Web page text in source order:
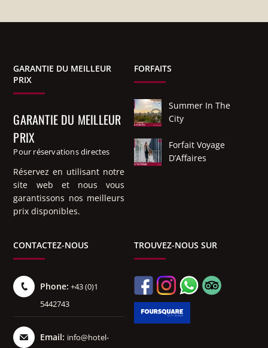
GARANTIE DU MEILLEUR
PRIX
GARANTIE DU MEILLEUR
PRIX
Pour réservations directes
Réservez en utilisant notre
site web et nous vous
garantissons nos meilleurs
prix disponibles.
FORFAITS
Summer In The
City
Forfait Voyage
D’Affaires
CONTACTEZ-NOUS
Phone: +43 (0)1
5442743
Email: info@hotel-
TROUVEZ-NOUS SUR